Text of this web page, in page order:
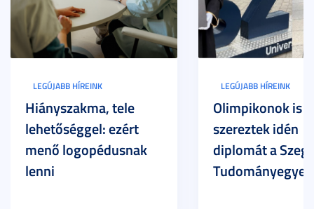
LEGÚJABB HÍREINK
Hiányszakma, tele
lehetőséggel: ezért
menő logopédusnak
lenni
LEGÚJABB HÍREINK
Olimpikonok is
szereztek idén
diplomát a